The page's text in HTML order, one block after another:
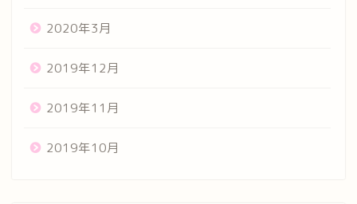
2020年3月
2019年12月
2019年11月
2019年10月